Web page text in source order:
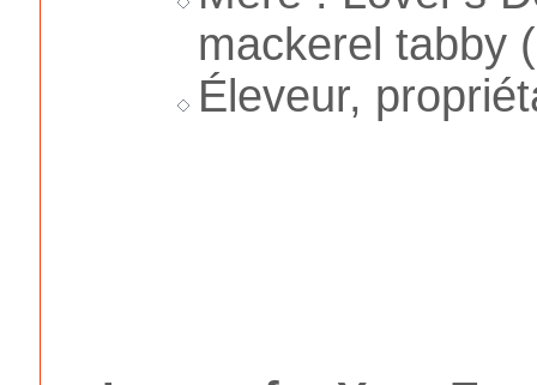
mackerel tabby
Éleveur,